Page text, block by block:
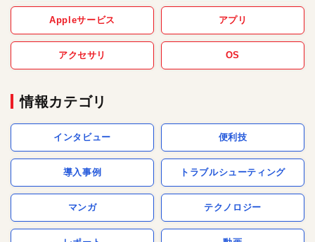
Appleサービス アプリ
アクセサリ OS
情報カテゴリ
インタビュー 便利技
導入事例 トラブルシューティング
マンガ テクノロジー